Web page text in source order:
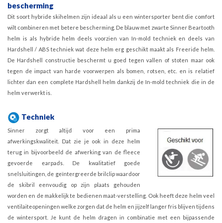
bescherming
Dit soort hybride skihelmen zijn ideaal als u een wintersporter bent die comfort
wilt combineren met betere bescherming. De blauw met zwarte Sinner Beartooth
helm is als hybride helm deels voorzien van In-mold techniek en deels van
Hardshell / ABS techniek wat deze helm erg geschikt maakt als Freeride helm.
De Hardshell constructie beschermt u goed tegen vallen of stoten maar ook
tegen de impact van harde voorwerpen als bomen, rotsen, etc. en is relatief
lichter dan een complete Hardshell helm dankzij de In-mold techniek die in de
helm verwerkt is.
Techniek
Sinner zorgt altijd voor een prima
afwerkingskwaliteit. Dat zie je ook in deze helm
terug in bijvoorbeeld de afwerking van de fleece
gevoerde earpads. De kwalitatief goede
snelsluitingen, de geïntergreerde brilclip waardoor
de skibril eenvoudig op zijn plaats gehouden
worden en de makkelijk te bedienen maat-verstelling. Ook heeft deze helm veel
ventilaiteopeningen welke zorgen dat de helm en jijzelf langer fris blijven tijdens
de wintersport. Je kunt de helm dragen in combinatie met een bijpassende